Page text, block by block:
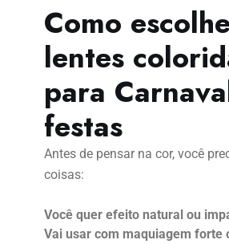
Como
lentes
para
festas
Antes de pensar na cor, você
coisas:
Você quer efeito natural ou
Vai usar com maquiagem forte